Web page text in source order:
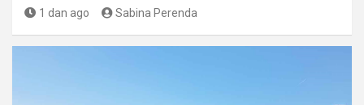
1 dan ago Sabina Perenda